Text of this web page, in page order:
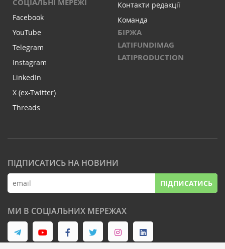
СОЦІАЛЬНІ МЕРЕЖІ
Facebook
YouTube
Telegram
Instagram
LinkedIn
X (ex-Twitter)
Threads
Контакти редакції
Команда
БІРЖА
LATIFUNDIMAG
LATIPRODUCTION
ПІДПИСАТИСЬ НА НОВИНИ
ПІДПИСАТИСЬ
МИ В СОЦІАЛЬНИХ МЕРЕЖАХ